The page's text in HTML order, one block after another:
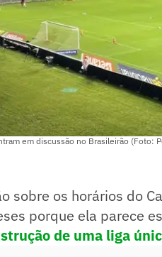
em discussão no Brasileirão (Foto:
sobre os horários do
porque ela parece
de uma liga